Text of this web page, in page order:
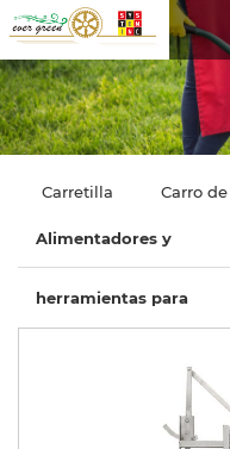
Carretilla Carro
Alimentadores y
herramientas para